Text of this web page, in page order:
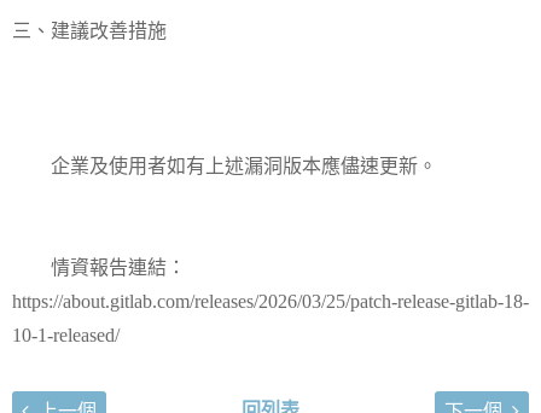
三、建議改善措施
企業及使用者如有上述漏洞版本應儘速更新。
情資報告連結：
https://about.gitlab.com/releases/2026/03/25/patch-release-gitlab-18-
10-1-released/